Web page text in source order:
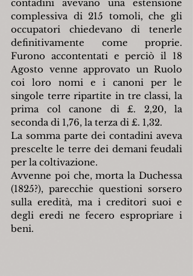
contadini avevano una estensione
complessiva di 215 tomoli, che gli
occupatori chiedevano di tenerle
definitivamente come proprie.
Furono accontentati e perciò il 18
Agosto venne approvato un Ruolo
coi loro nomi e i canoni per le
singole terre ripartite in tre classi, la
prima col canone di £. 2,20, la
seconda di 1,76, la terza di £. 1,32.
La somma parte dei contadini aveva
prescelte le terre dei demani feudali
per la coltivazione.
Avvenne poi che, morta la Duchessa
(1825?), parecchie questioni sorsero
sulla eredità, ma i creditori suoi e
degli eredi ne fecero espropriare i
beni.